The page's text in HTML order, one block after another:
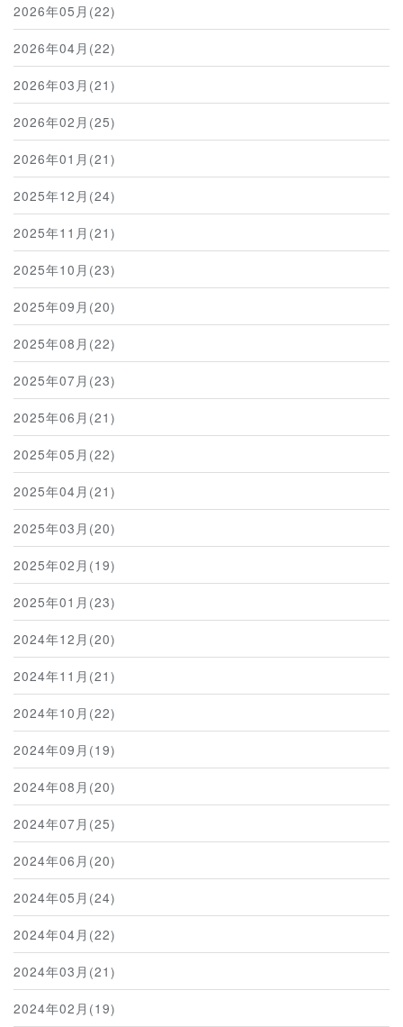
2026年05月(22)
2026年04月(22)
2026年03月(21)
2026年02月(25)
2026年01月(21)
2025年12月(24)
2025年11月(21)
2025年10月(23)
2025年09月(20)
2025年08月(22)
2025年07月(23)
2025年06月(21)
2025年05月(22)
2025年04月(21)
2025年03月(20)
2025年02月(19)
2025年01月(23)
2024年12月(20)
2024年11月(21)
2024年10月(22)
2024年09月(19)
2024年08月(20)
2024年07月(25)
2024年06月(20)
2024年05月(24)
2024年04月(22)
2024年03月(21)
2024年02月(19)